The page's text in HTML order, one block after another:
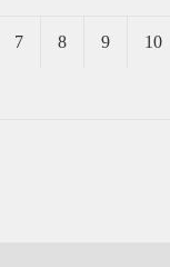
7 8 9 10